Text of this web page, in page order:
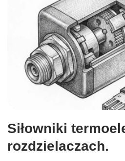
Siłowniki
rozdzielaczach.